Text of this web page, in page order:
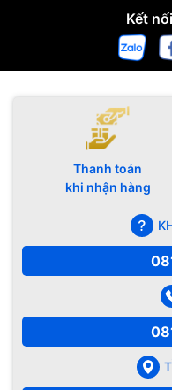
Kết
Thanh toán
khi nhận hàng